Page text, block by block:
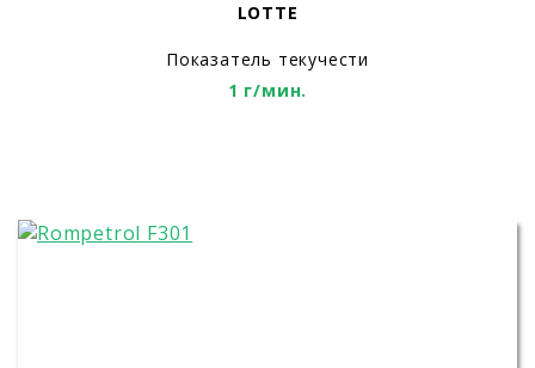
LOTTE
Показатель текучести
1 г/мин.